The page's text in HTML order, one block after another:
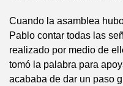
Cuando la asamblea
Pablo contar todas las
realizado por medio de
tomó la palabra para
acababa de dar un paso